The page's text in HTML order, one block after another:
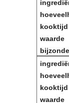
Lid
Foto's
Links